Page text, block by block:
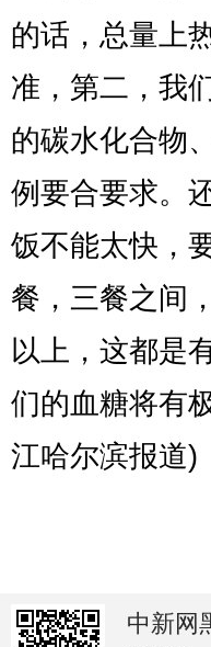
的话，总量上
准，第二，我
的碳水化合物
例要合要求。
饭不能太快，
餐，三餐之间
以上，这都是
们的血糖将有
江哈尔滨报道)
中新网